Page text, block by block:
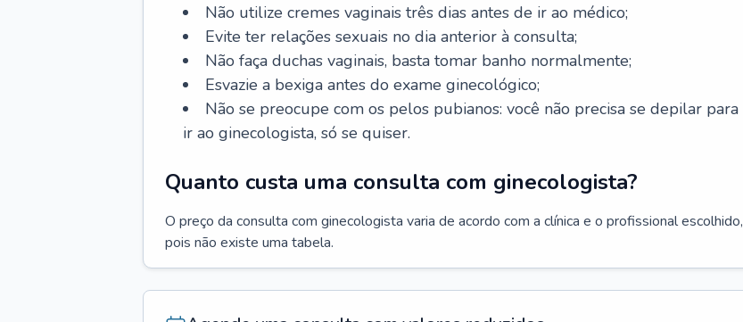
Não utilize cremes vaginais três dias antes de ir ao médico;
Evite ter relações sexuais no dia anterior à consulta;
Não faça duchas vaginais, basta tomar banho normalmente;
Esvazie a bexiga antes do exame ginecológico;
Não se preocupe com os pelos pubianos: você não precisa se depilar para
ir ao ginecologista, só se quiser.
Quanto custa uma consulta com ginecologista?
O preço da consulta com ginecologista varia de acordo com a clínica e o profissional escolhido,
pois não existe uma tabela.